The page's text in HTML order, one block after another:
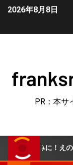
2026年8月8日
PR：本サ
まみに！えのきとチ